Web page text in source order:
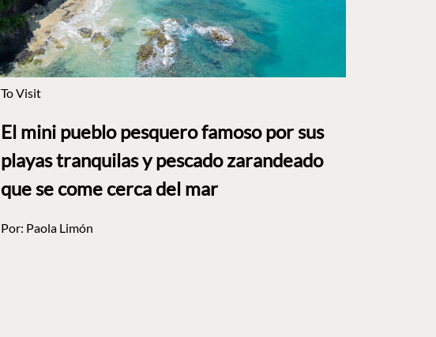
To Visit
El mini pueblo pesquero famoso por sus
playas tranquilas y pescado zarandeado
que se come cerca del mar
Por: Paola Limón